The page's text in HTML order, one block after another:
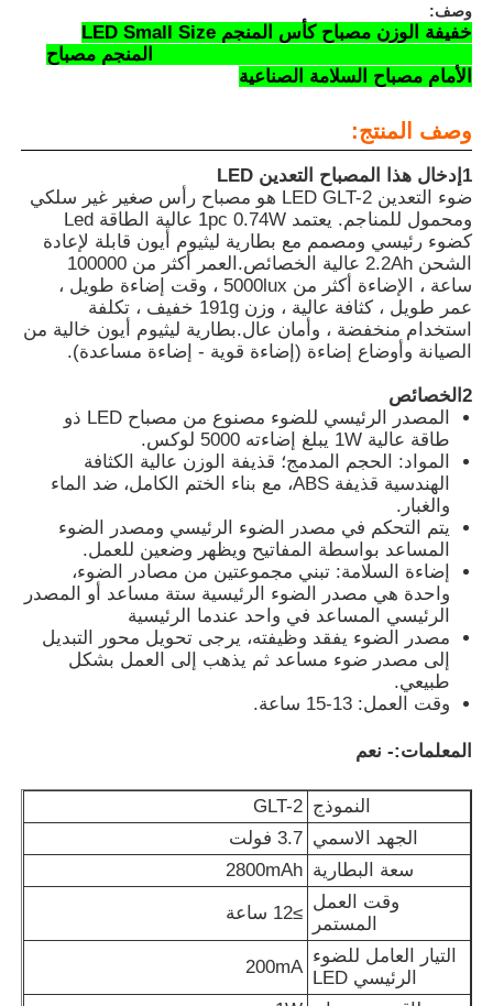
المنتجات
عرض الواقع الافتراضي
حول بنا
جولة في المعمل
ضبط الجودة
أخبار
طلب اقتباس
مصباح سقف التعدين اللاسلكي
وصف:
خفيفة الوزن مصباح كأس المنجم LED Small Size
5000lux 2.8Ah Green Lighting GLT-2 المنجم مصباح
الأمام مصباح السلامة الصناعية
وصف المنتج:
1إدخال هذا المصباح التعدين LED
ضوء التعدين LED GLT-2 هو مصباح رأس صغير غير سلكي
ومحمول للمناجم. يعتمد 1pc 0.74W عالية الطاقة Led
كضوء رئيسي ومصمم مع بطارية ليثيوم أيون قابلة لإعادة
الشحن 2.2Ah عالية الخصائص.العمر أكثر من 100000
ساعة ، الإضاءة أكثر من 5000lux ، وقت إضاءة طويل ،
عمر طويل ، كثافة عالية ، وزن 191g خفيف ، تكلفة
استخدام منخفضة ، وأمان عال.بطارية ليثيوم أيون خالية من
الصيانة وأوضاع إضاءة (إضاءة قوية - إضاءة مساعدة).
2الخصائص
المصدر الرئيسي للضوء مصنوع من مصباح LED ذو
طاقة عالية 1W يبلغ إضاءته 5000 لوكس.
المواد: الحجم المدمج؛ قذيفة الوزن عالية الكثافة
الهندسية قذيفة ABS، مع بناء الختم الكامل، ضد الماء
والغبار.
يتم التحكم في مصدر الضوء الرئيسي ومصدر الضوء
المساعد بواسطة المفاتيح ويظهر وضعين للعمل.
إضاءة السلامة: تبني مجموعتين من مصادر الضوء،
واحدة هي مصدر الضوء الرئيسية ستة مساعد أو المصدر
الرئيسي المساعد في واحد عندما الرئيسية
مصدر الضوء يفقد وظيفته، يرجى تحويل محور التبديل
إلى مصدر ضوء مساعد ثم يذهب إلى العمل بشكل
طبيعي.
وقت العمل: 13-15 ساعة.
المعلمات:- نعم
النموذج GLT-2
الجهد الاسمي 3.7 فولت
سعة البطارية 2800mAh
وقت العمل
المستمر
≥12 ساعة
التيار العامل للضوء
الرئيسي LED
200mA